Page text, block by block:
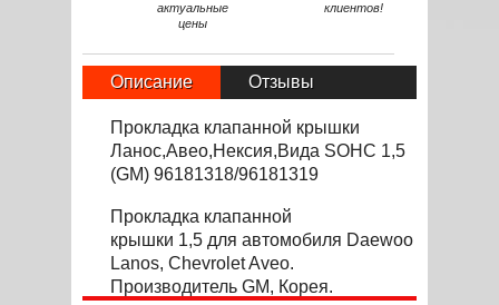
актуальные
цены
клиентов!
Описание Отзывы
Прокладка клапанной крышки
Ланос,Авео,Нексия,Вида SOHC 1,5
(GM) 96181318/96181319
Прокладка клапанной
крышки 1,5 для автомобиля Daewoo
Lanos, ChevroletAveo.
Производитель GM, Корея.